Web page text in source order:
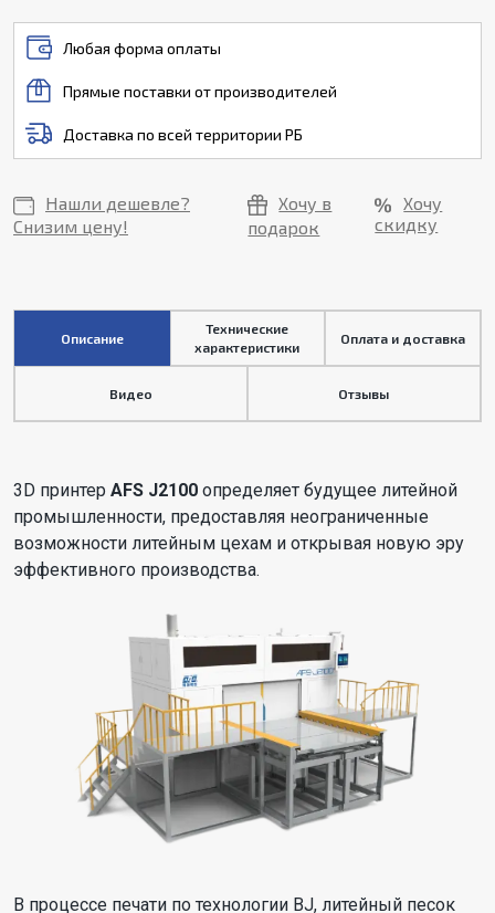
Любая форма оплаты
Прямые поставки от производителей
Доставка по всей территории РБ
Нашли дешевле?
Снизим цену!
Хочу в
подарок
Хочу
скидку
Описание
Технические
характеристики
Оплата и доставка
Видео Отзывы
3D принтер AFS J2100 определяет будущее литейной
промышленности, предоставляя неограниченные
возможности литейным цехам и открывая новую эру
эффективного производства.
В процессе печати по технологии BJ, литейный песок